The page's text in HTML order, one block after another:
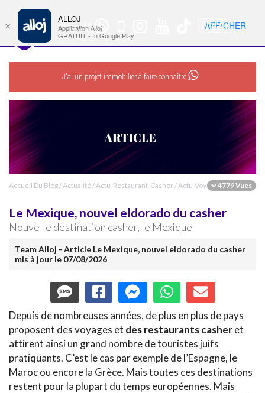
WhatsApp
🇺🇸 Nav
J'ai un projet immobilier à faire connaître
Accueil Du Blog/Actualité /Actu-Restaurant-Casher /Actu-Voyages-Cashers
4779 Vues
Le Mexique, nouvel eldorado du casher
Nouvelle destination casher, le Mexique
Team Alloj - Article Le Mexique, nouvel eldorado du casher
mis à jour le 07/08/2026
Depuis de nombreuses années, de plus en plus de pays
proposent des voyages et des restaurants casheret
attirent ainsi un grand nombre de touristes juifs
pratiquants. C’est le cas par exemple de l’Espagne, le
Maroc ou encore la Grèce. Mais toutes ces destinations
restent pour la plupart du temps européennes. Mais
×
ALLOJ
Application Alloj
GRATUIT - In Google Play
AFFICHER